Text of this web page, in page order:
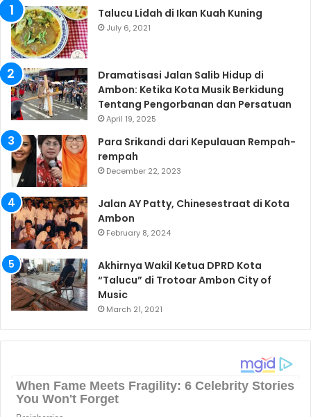
Talucu Lidah di Ikan Kuah Kuning
July 6, 2021
Dramatisasi Jalan Salib Hidup di
Ambon: Ketika Kota Musik Berkidung
Tentang Pengorbanan dan Persatuan
April 19, 2025
Para Srikandi dari Kepulauan Rempah-
rempah
December 22, 2023
Jalan AY Patty, Chinesestraat di Kota
Ambon
February 8, 2024
Akhirnya Wakil Ketua DPRD Kota
“Talucu” di Trotoar Ambon City of
Music
March 21, 2021